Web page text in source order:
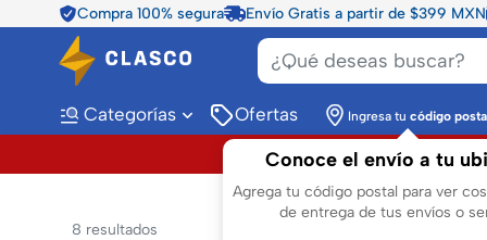
Compra 100% segura Envío Gratis a partir de $399 MXN
Categorías Ofertas Ingresa tu código
Conoce el envío a tu
Agrega tu código postal para ver
de entrega de tus envíos o
8 resultados